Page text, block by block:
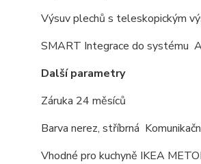
Výsuv plechů s teleskopickým
SMART Integrace do systému
Další parametry
Záruka 24 měsíců
Barva nerez, stříbrná
Vhodné pro kuchyně IKEA